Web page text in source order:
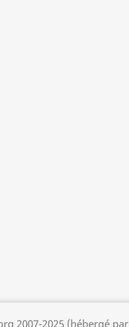
2007-2025 (hébergé par